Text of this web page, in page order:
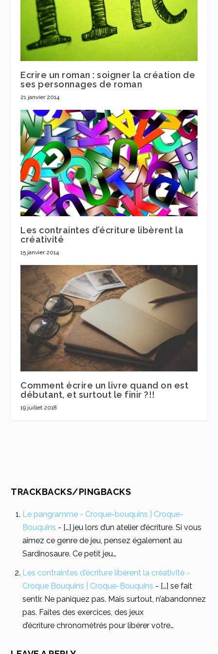
Ecrire un roman : soigner la création de
ses personnages de roman
21 janvier 2014
Les contraintes d’écriture libèrent la
créativité
15 janvier 2014
Comment écrire un livre quand on est
débutant, et surtout le finir ?!!
19 juillet 2018
TRACKBACKS/PINGBACKS
Le pangramme - Croque-bouquins | Croque-
Bouquins - […] jeu lors d’un atelier d’écriture. Si vous
aimez ce genre de jeu, pensez également au
Sardinosaure. Ce petit jeu…
Les contraintes d'écriture libèrent la créativité -
Croque Bouquins | Croque-Bouquins - […] se fait
sentir. Ne paniquez pas. Mais surtout, n’abandonnez
pas. Faites des exercices, des jeux
d’écriture chronométrés pour libérer votre…